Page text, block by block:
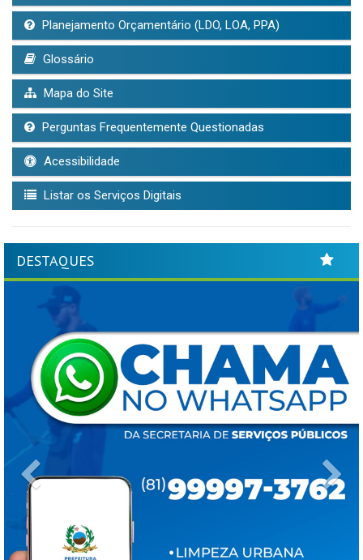
Planejamento Orçamentário (LDO, LOA, PPA)
Glossário
Mapa do Site
Perguntas Frequentemente Questionadas
Acessibilidade
Listar os Serviços Digitais
DESTAQUES